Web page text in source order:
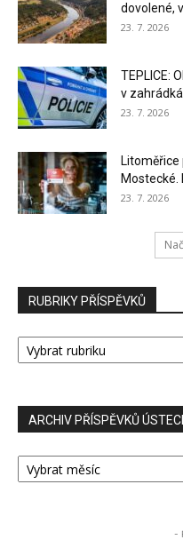
dovolené,
23. 7. 2026
TEPLICE:
v
23. 7. 2026
Mostecké.
23. 7. 2026
RUBRIKY PŘÍSPĚVKŮ
RUBRIKY
PŘÍSPĚVKŮ
ARCHIV PŘÍSPĚVKŮ
ARCHIV
PŘÍSPĚVKŮ
-